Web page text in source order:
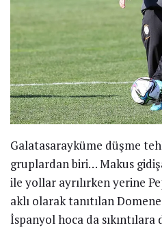
Galatasarayküme düşme
gruplardan biri… Makus
ile yollar ayrılırken yerine
aklı olarak tanıtılan
İspanyol hoca da sıkıntılara